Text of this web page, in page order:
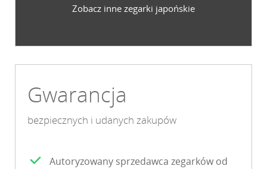
Zobacz inne zegarki japońskie
Gwarancja
bezpiecznych i udanych zakupów
Autoryzowany sprzedawca zegarków od